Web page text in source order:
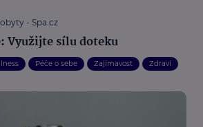
- Spa.cz
Využijte sílu doteku
Péče o sebe Zajímavost Zdraví